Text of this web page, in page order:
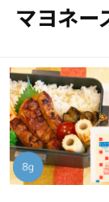
マヨネー